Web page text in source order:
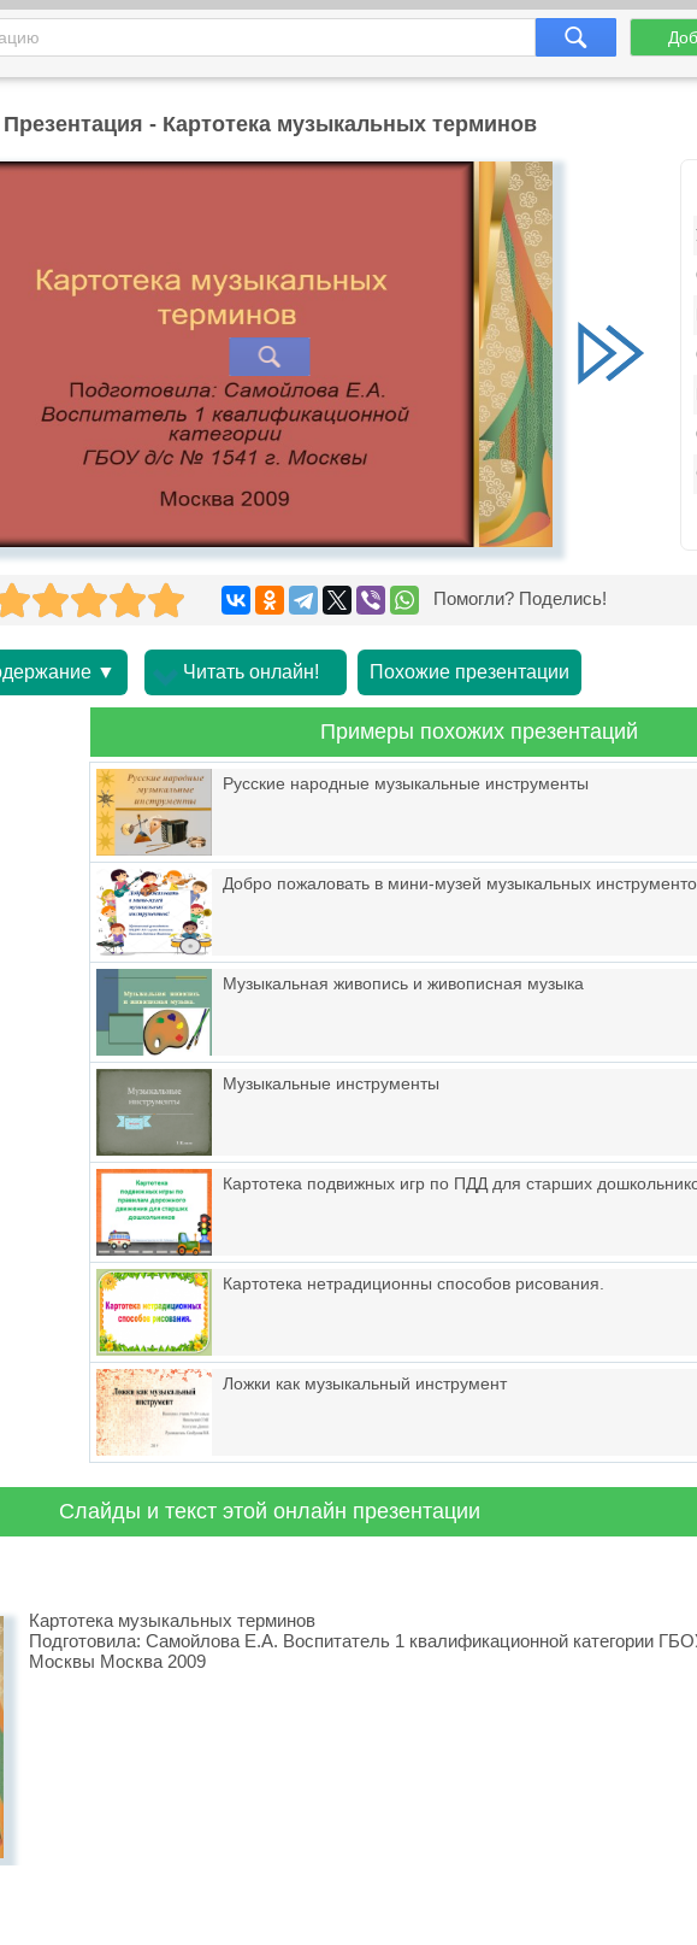
Презентация - Картотека музыкальных терминов
Помогли? Поделись!
▼ Читать онлайн! Похожие презентации
Примеры похожих презентаций
Русские народные музыкальные инструменты
Добро пожаловать в мини-музей музыкальных
Музыкальная живопись и живописная музыка
Музыкальные инструменты
Картотека подвижных игр по ПДД для старших
Картотека нетрадиционны способов рисования.
Ложки как музыкальный инструмент
Слайды и текст этой онлайн презентации
Картотека музыкальных терминов
Подготовила: Самойлова Е.А. Воспитатель 1 квалификационной категории
Москвы Москва 2009